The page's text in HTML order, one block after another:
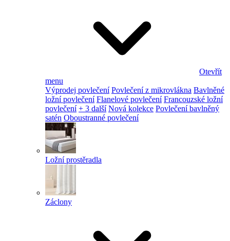
Otevřít
menu
Výprodej povlečení Povlečení z mikrovlákna Bavlněné
ložní povlečení Flanelové povlečení Francouzské ložní
povlečení + 3 další Nová kolekce Povlečení bavlněný
satén Oboustranné povlečení
Ložní prostěradla
Záclony